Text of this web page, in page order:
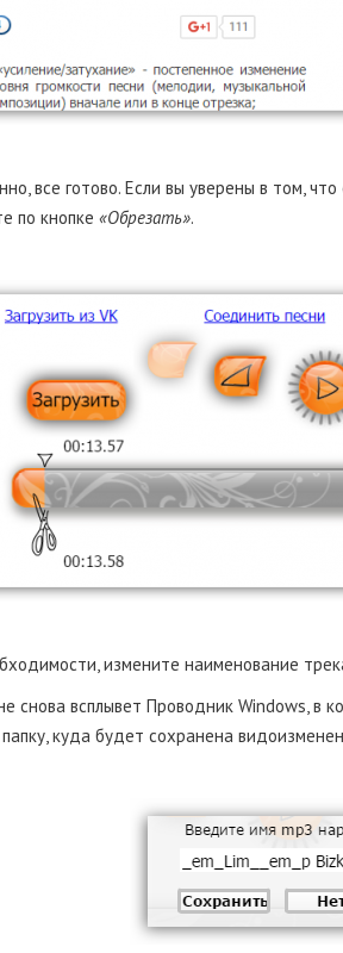
все готово. Если вы уверены в том,
по кнопке «Обрезать».
измените наименование
снова всплывет Проводник Windows, в
папку, куда будет сохранена